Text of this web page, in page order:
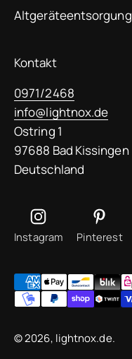
Altgeräteentsorgung
Kontakt
0971/2468
info@lightnox.de
Ostring 1
97688 Bad Kissingen
Deutschland
Instagram Pinterest
© 2026, lightnox.de.